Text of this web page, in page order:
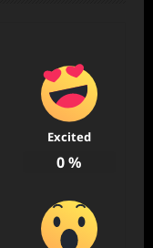
Excited
0%